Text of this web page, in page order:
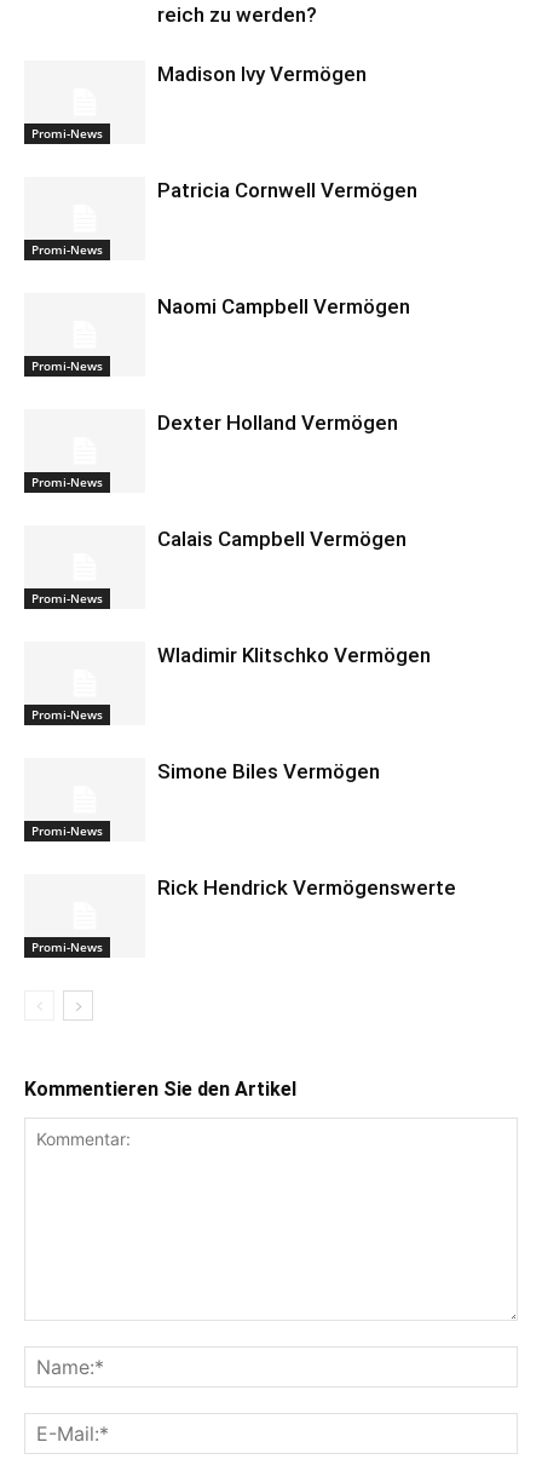
reich zu werden?
Promi-News
Madison Ivy Vermögen
Promi-News
Patricia Cornwell Vermögen
Promi-News
Naomi Campbell Vermögen
Promi-News
Dexter Holland Vermögen
Promi-News
Calais Campbell Vermögen
Promi-News
Wladimir Klitschko Vermögen
Promi-News
Simone Biles Vermögen
Promi-News
Rick Hendrick Vermögenswerte
Kommentieren Sie den Artikel